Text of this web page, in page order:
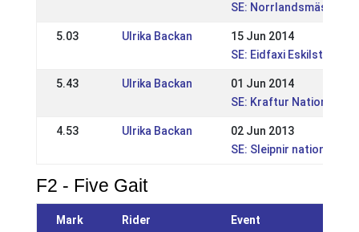
SE:
5.03 Ulrika Backan
15 Jun 2014
SE: Eidfaxi Eskilstuna
5.43 Ulrika Backan
01 Jun 2014
SE: Kraftur Nationella
4.53 Ulrika Backan
02 Jun 2013
SE: Sleipnir nationell
F2 - Five Gait
Mark Rider Event